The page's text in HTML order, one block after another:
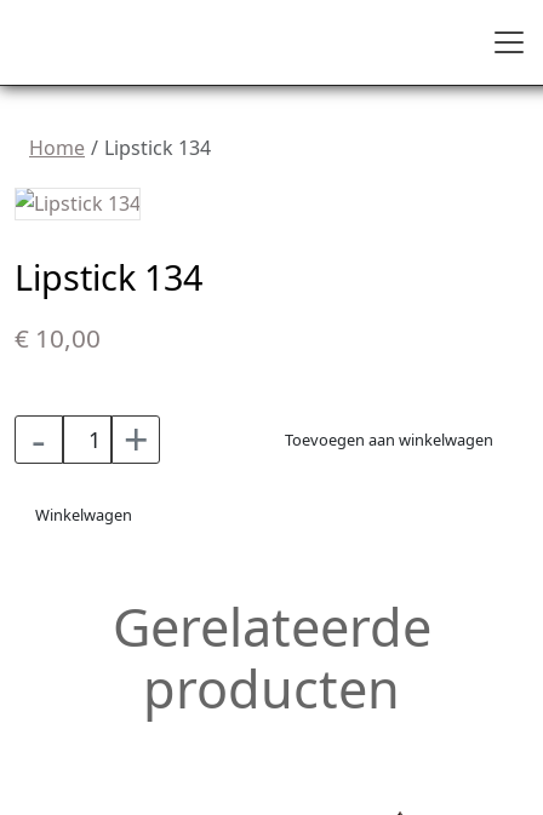
Home Lipstick 134
Lipstick 134
€ 10,00
- + Toevoegen aan winkelwagen
Winkelwagen
Gerelateerde
producten